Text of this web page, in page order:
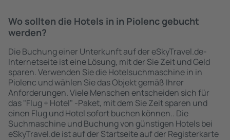
Wo sollten die Hotels in in Piolenc gebucht
werden?
Die Buchung einer Unterkunft auf der eSkyTravel.de-
Internetseite ist eine Lösung, mit der Sie Zeit und Geld
sparen. Verwenden Sie die Hotelsuchmaschine in in
Piolenc und wählen Sie das Objekt gemäß Ihrer
Anforderungen. Viele Menschen entscheiden sich für
das "Flug + Hotel" -Paket, mit dem Sie Zeit sparen und
einen Flug und Hotel sofort buchen können.. Die
Suchmaschine und Buchung von günstigen Hotels bei
eSkyTravel.de ist auf der Startseite auf der Registerkarte